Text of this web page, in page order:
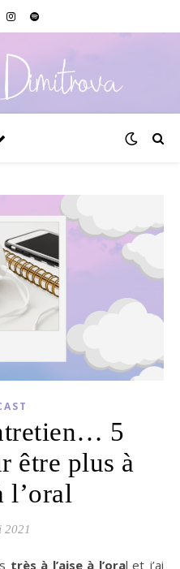
5
être plus à
l’oral
2021
très à l’aise à l’oral et j’ai